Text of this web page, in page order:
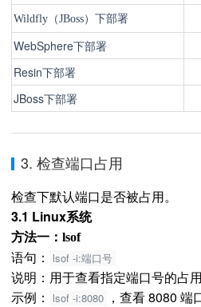
Wildfly（JBoss） 下部署
WebSphere下部署
Resin下部署
JBoss下部署
3. 检查端口占用
检查下默认端口是否被占用。
3.1 Linux系统
方法一： lsof
语句： lsof -i:端口号
说明：用于查看指定端口号的占用
示例：
lsof -i:8080 ，查看 8080